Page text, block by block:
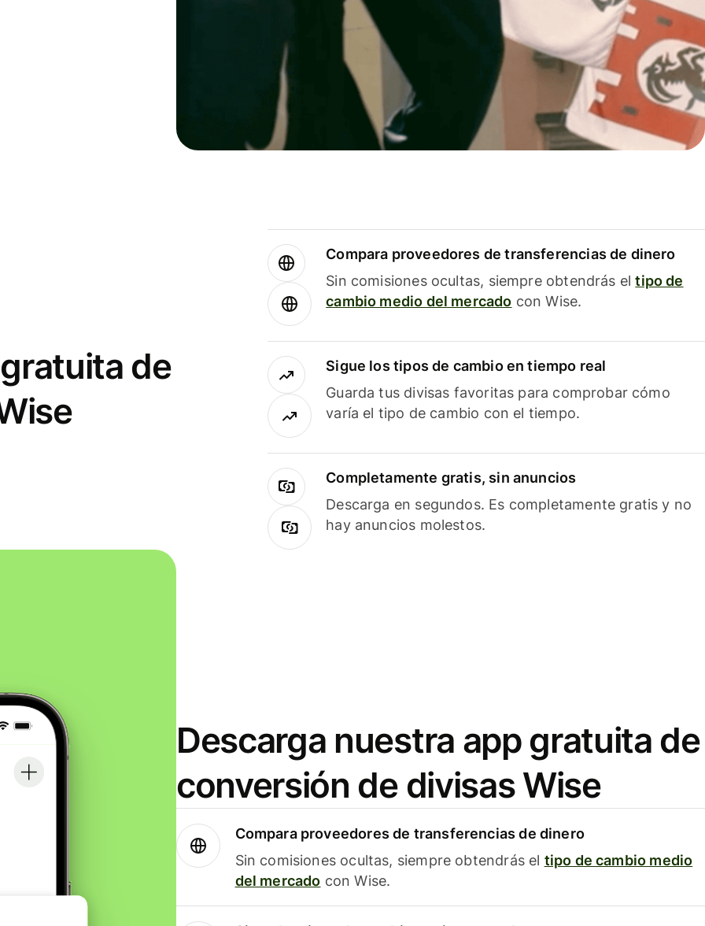
de
Compara proveedores de transferencias de dinero
Sin comisiones ocultas, siempre obtendrás eltipo de
cambio medio del mercado con Wise.
Sigue los tipos de cambio en tiempo real
Guarda tus divisas favoritas para comprobar cómo
varía el tipo de cambio con el tiempo.
Completamente gratis, sin anuncios
Descarga en segundos. Es completamente gratis y no
hay anuncios molestos.
Descarga nuestra app gratuita de
conversión de divisas Wise
Compara proveedores de transferencias de dinero
Sin comisiones ocultas, siempre obtendrás el tipo de cambio medio
del mercado con Wise.